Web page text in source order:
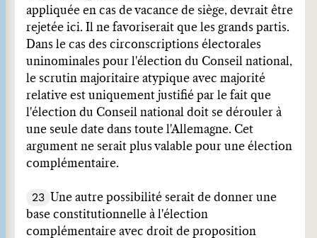
appliquée en cas de vacance de siège, devrait être
rejetée ici. Il ne favoriserait que les grands partis.
Dans le cas des circonscriptions électorales
uninominales pour l'élection du Conseil national,
le scrutin majoritaire atypique avec majorité
relative est uniquement justifié par le fait que
l'élection du Conseil national doit se dérouler à
une seule date dans toute l'Allemagne. Cet
argument ne serait plus valable pour une élection
complémentaire.
23
Une autre possibilité serait de donner une
base constitutionnelle à l'élection
complémentaire avec droit de proposition